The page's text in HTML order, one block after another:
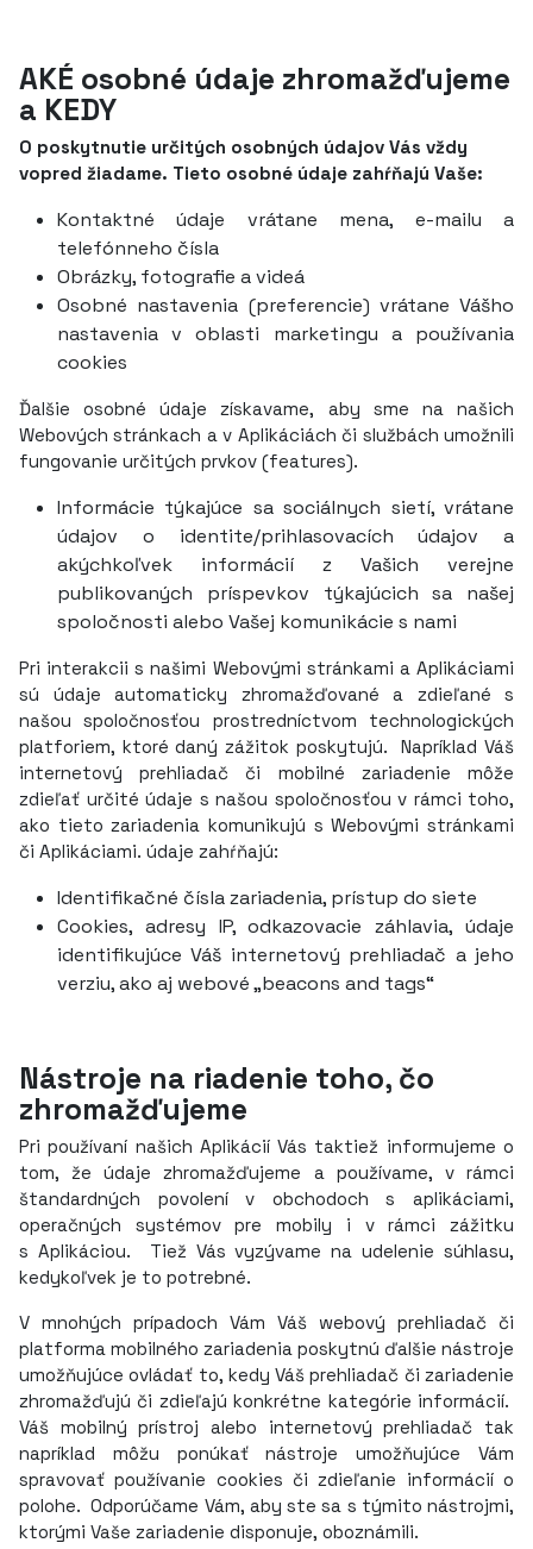
AKÉ osobné údaje zhromažďujeme
a KEDY
O poskytnutie určitých osobných údajov Vás vždy
vopred žiadame. Tieto osobné údaje zahŕňajú Vaše:
Kontaktné údaje vrátane mena, e-mailu a
telefónneho čísla
Obrázky, fotografie a videá
Osobné nastavenia (preferencie) vrátane Vášho
nastavenia v oblasti marketingu a používania
cookies
Ďalšie osobné údaje získavame, aby sme na našich
Webových stránkach a v Aplikáciách či službách umožnili
fungovanie určitých prvkov (features).
Informácie týkajúce sa sociálnych sietí, vrátane
údajov o identite/prihlasovacích údajov a
akýchkoľvek informácií z Vašich verejne
publikovaných príspevkov týkajúcich sa našej
spoločnosti alebo Vašej komunikácie s nami
Pri interakcii s našimi Webovými stránkami a Aplikáciami
sú údaje automaticky zhromažďované a zdieľané s
našou spoločnosťou prostredníctvom technologických
platforiem, ktoré daný zážitok poskytujú. Napríklad Váš
internetový prehliadač či mobilné zariadenie môže
zdieľať určité údaje s našou spoločnosťou v rámci toho,
ako tieto zariadenia komunikujú s Webovými stránkami
či Aplikáciami. údaje zahŕňajú:
Identifikačné čísla zariadenia, prístup do siete
Cookies, adresy IP, odkazovacie záhlavia, údaje
identifikujúce Váš internetový prehliadač a jeho
verziu, ako aj webové „beacons and tags“
Nástroje na riadenie toho, čo
zhromažďujeme
Pri používaní našich Aplikácií Vás taktiež informujeme o
tom, že údaje zhromažďujeme a používame, v rámci
štandardných povolení v obchodoch s aplikáciami,
operačných systémov pre mobily i v rámci zážitku
s Aplikáciou. Tiež Vás vyzývame na udelenie súhlasu,
kedykoľvek je to potrebné.
V mnohých prípadoch Vám Váš webový prehliadač či
platforma mobilného zariadenia poskytnú ďalšie nástroje
umožňujúce ovládať to, kedy Váš prehliadač či zariadenie
zhromažďujú či zdieľajú konkrétne kategórie informácií.
Váš mobilný prístroj alebo internetový prehliadač tak
napríklad môžu ponúkať nástroje umožňujúce Vám
spravovať používanie cookies či zdieľanie informácií o
polohe. Odporúčame Vám, aby ste sa s týmito nástrojmi,
ktorými Vaše zariadenie disponuje, oboznámili.